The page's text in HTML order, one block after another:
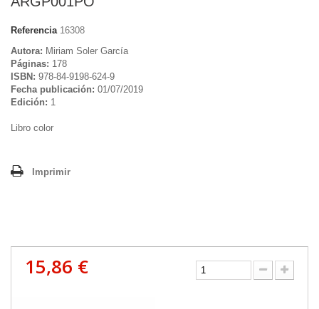
Referencia 16308
Autora: Miriam Soler García
Páginas: 178
ISBN: 978-84-9198-624-9
Fecha publicación: 01/07/2019
Edición: 1
Libro color
Imprimir
15,86 €